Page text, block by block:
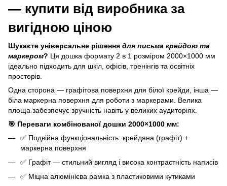
— купити від виробника за
вигідною ціною
Шукаєте універсальне рішення для письма крейдою та
маркером? Ця дошка формату 2 в 1 розміром 2000×1000 мм
ідеально підходить для шкіл, офісів, тренінгів та освітніх
просторів.
Одна сторона — графітова поверхня для білої крейди, інша —
біла маркерна поверхня для роботи з маркерами. Велика
площа забезпечує зручність навіть у великих аудиторіях.
🎯 Переваги комбінованої дошки 2000×1000 мм:
✅ Подвійна функціональність: крейдяна (графіт) +
маркерна поверхня
✅ Графіт — стильний вигляд і висока контрастність написів
✅ Міцна алюмінієва рамка з пластиковими кутиками